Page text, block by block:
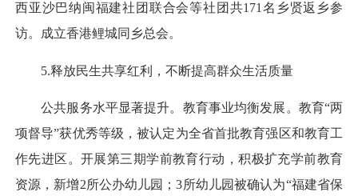
西亚沙巴纳闽福建社团联合会等社团共171名乡贤返乡参
访。成立香港鲤城同乡总会。
5.释放民生共享红利，不断提高群众生活质量
公共服务水平显著提升。教育事业均衡发展。教育“两
项督导”获优秀等级，被认定为全省首批教育强区和教育工
作先进区。开展第三期学前教育行动，积极扩充学前教育
资源，新增2所公办幼儿园；3所幼儿园被确认为“福建省保